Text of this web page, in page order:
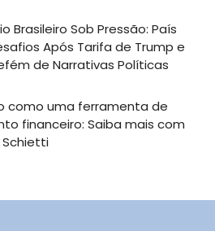
Brasileiro Sob Pressão: País
Após Tarifa de Trump e
de Narrativas Políticas
como uma ferramenta de
financeiro: Saiba mais com
Schietti